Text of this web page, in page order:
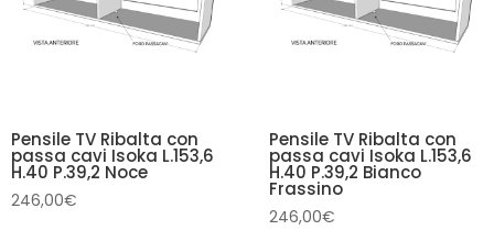
Pensile TV Ribalta con
passa cavi Isoka L.153,6
H.40 P.39,2 Noce
246,00€
Pensile TV Ribalta con
passa cavi Isoka L.153,6
H.40 P.39,2 Bianco
Frassino
246,00€